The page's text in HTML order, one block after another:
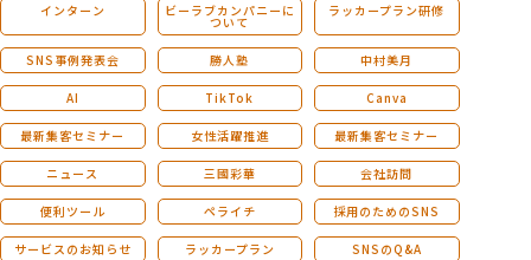
インターン ビーラブカンパニーに
ついて
ラッカープラン研修
SNS事例発表会 勝人塾 中村美月
AI TikTok Canva
最新集客セミナー 女性活躍推進 最新集客セミナー
ニュース 三國彩華 会社訪問
便利ツール ペライチ 採用のためのSNS
サービスのお知らせ ラッカープラン SNSのQ&A